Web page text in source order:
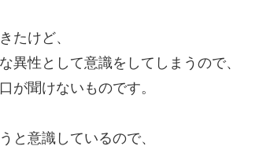
たけど、
異性として意識をしてしまうので、
が聞けないものです。
と意識しているので、